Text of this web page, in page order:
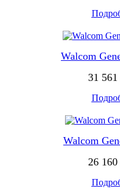
Walcom
31 561
Walcom
26 160